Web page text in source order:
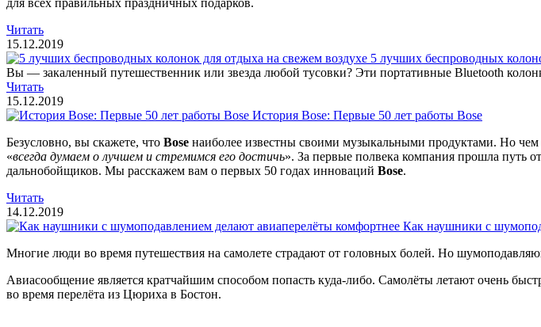
Читать
15.12.2019
5 лучших беспроводных
Вы — закаленный путешественник или звезда любой тусовки? Эти портативные Bluetooth
Читать
15.12.2019
История Bose: Первые 50 лет работы Bose
Безусловно, вы скажете, что Bose наиболее известны своими музыкальными продуктами. Но
«всегда думаем о лучшем и стремимся его достичь». За первые полвека компания прошла путь
дальнобойщиков. Мы расскажем вам о первых 50 годах инноваций Bose.
Читать
14.12.2019
Как наушники с
Многие люди во время путешествия на самолете страдают от головных болей. Но
Авиасообщение является кратчайшим способом попасть куда-либо. Самолёты летают очень
во время перелёта из Цюриха в Бостон.